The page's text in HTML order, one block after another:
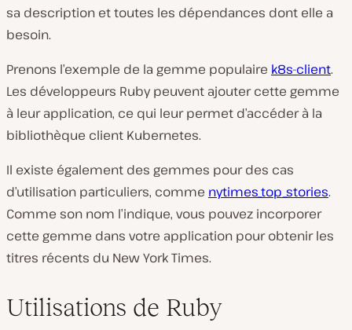
sa description et toutes les dépendances dont elle a
besoin.
Prenons l’exemple de la gemme populaire k8s-client.
Les développeurs Ruby peuvent ajouter cette gemme
à leur application, ce qui leur permet d’accéder à la
bibliothèque client Kubernetes.
Il existe également des gemmes pour des cas
d’utilisation particuliers, comme nytimes_top_stories.
Comme son nom l’indique, vous pouvez incorporer
cette gemme dans votre application pour obtenir les
titres récents du New York Times.
Utilisations de Ruby